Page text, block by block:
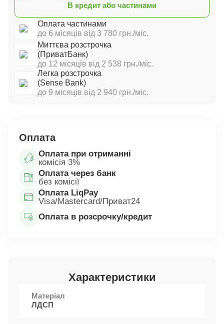
Оплата частинами
до 6 місяців від 3 780 грн./міс.
Миттєва розстрочка
(ПриватБанк)
до 12 місяців від 2 538 грн./міс.
Легка розстрочка
(Sense Bank)
до 9 місяців від 2 940 грн./міс.
В кредит або частинами
Оплата
Оплата при отриманні
комісія 3%
Оплата через банк
без комісії
Оплата LiqPay
Visa/Mastercard/Приват24
Оплата в розсрочку/кредит
Характеристики
Матеріал
ЛДСП